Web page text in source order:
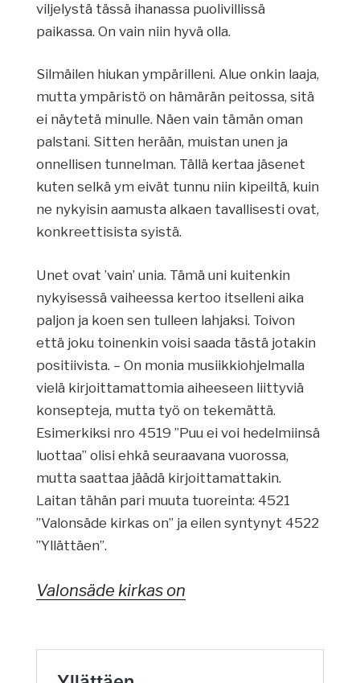
viljelystä tässä ihanassa puolivillissä
paikassa. On vain niin hyvä olla.
Silmäilen hiukan ympärilleni. Alue onkin laaja,
mutta ympäristö on hämärän peitossa, sitä
ei näytetä minulle. Näen vain tämän oman
palstani. Sitten herään, muistan unen ja
onnellisen tunnelman. Tällä kertaa jäsenet
kuten selkä ym eivät tunnu niin kipeiltä, kuin
ne nykyisin aamusta alkaen tavallisesti ovat,
konkreettisista syistä.
Unet ovat ’vain’ unia. Tämä uni kuitenkin
nykyisessä vaiheessa kertoo itselleni aika
paljon ja koen sen tulleen lahjaksi. Toivon
että joku toinenkin voisi saada tästä jotakin
positiivista. – On monia musiikkiohjelmalla
vielä kirjoittamattomia aiheeseen liittyviä
konsepteja, mutta työ on tekemättä.
Esimerkiksi nro 4519 ”Puu ei voi hedelmiinsä
luottaa” olisi ehkä seuraavana vuorossa,
mutta saattaa jäädä kirjoittamattakin.
Laitan tähän pari muuta tuoreinta: 4521
”Valonsäde kirkas on” ja eilen syntynyt 4522
”Yllättäen”.
Valonsäde kirkas on